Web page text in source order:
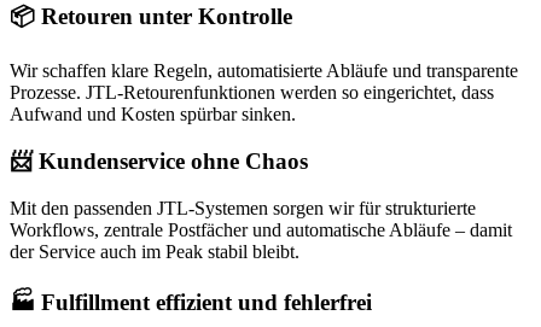
📦 Retouren unter Kontrolle
Wir schaffen klare Regeln, automatisierte Abläufe und transparente
Prozesse. JTL-Retourenfunktionen werden so eingerichtet, dass
Aufwand und Kosten spürbar sinken.
📨 Kundenservice ohne Chaos
Mit den passenden JTL-Systemen sorgen wir für strukturierte
Workflows, zentrale Postfächer und automatische Abläufe – damit
der Service auch im Peak stabil bleibt.
🏭 Fulfillment effizient und fehlerfrei